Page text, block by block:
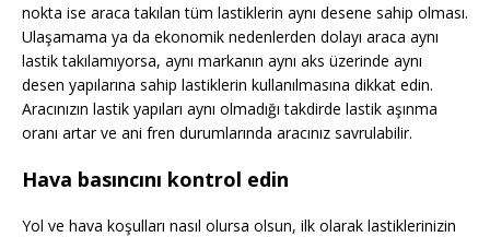
nokta ise araca takılan tüm lastiklerin aynı desene sahip olması.
Ulaşamama ya da ekonomik nedenlerden dolayı araca aynı
lastik takılamıyorsa, aynı markanın aynı aks üzerinde aynı
desen yapılarına sahip lastiklerin kullanılmasına dikkat edin.
Aracınızın lastik yapıları aynı olmadığı takdirde lastik aşınma
oranı artar ve ani fren durumlarında aracınız savrulabilir.
Hava basıncını kontrol edin
Yol ve hava koşulları nasıl olursa olsun, ilk olarak lastiklerinizin